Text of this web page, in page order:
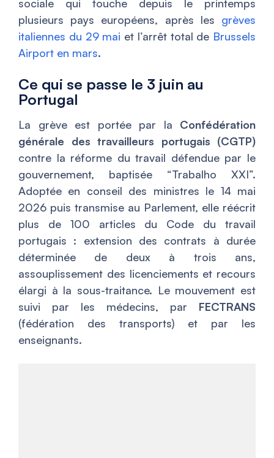
sociale qui touche depuis le printemps
plusieurs pays européens, après les grèves
italiennes du 29 mai et l’arrêt total de Brussels
Airport en mars.
Ce qui se passe le 3 juin au
Portugal
La grève est portée par la Confédération
générale des travailleurs portugais (CGTP)
contre la réforme du travail défendue par le
gouvernement, baptisée “Trabalho XXI”.
Adoptée en conseil des ministres le 14 mai
2026 puis transmise au Parlement, elle réécrit
plus de 100 articles du Code du travail
portugais : extension des contrats à durée
déterminée de deux à trois ans,
assouplissement des licenciements et recours
élargi à la sous-traitance. Le mouvement est
suivi par les médecins, par FECTRANS
(fédération des transports) et par les
enseignants.